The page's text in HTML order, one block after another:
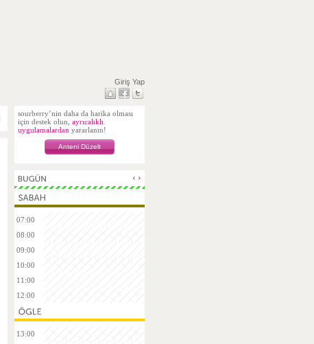
Giriş Yap
sourberry’nin daha da harika olması
için destek olun, ayrıcalıklı
uygulamalardan yararlanın!
Anteni Düzelt
‹ ›
07:00
08:00
09:00
10:00
11:00
12:00
13:00